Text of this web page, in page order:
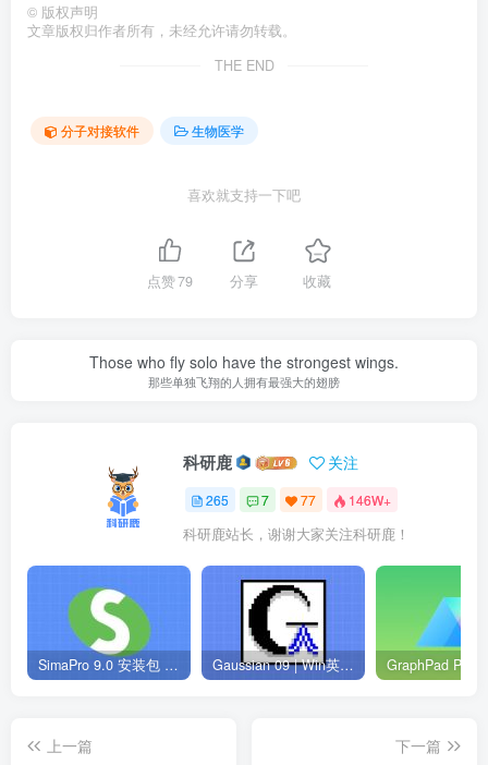
© 版权声明
文章版权归作者所有，未经允许请勿转载。
THE END
分子对接软件 生物医学
喜欢就支持一下吧
点赞79 分享 收藏
Those who fly solo have the strongest wings.
那些单独飞翔的人拥有最强大的翅膀
科研鹿 关注
265 7 77 146W+
科研鹿站长，谢谢大家关注科研鹿！
SimaPro 9.0 安装包 | Win英文版 | 生命周期评估软件 | 安装教程 Gaussian 09 | Win英文版 | 量子化学软件 | 安装教程
上一篇
下一篇